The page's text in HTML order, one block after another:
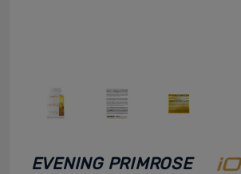
EVENING PRIMROSE